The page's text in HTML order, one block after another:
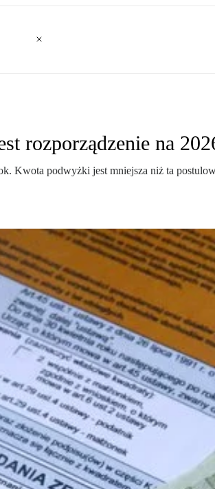
rozporządzenie na
Kwota podwyżki jest mniejsza niż ta